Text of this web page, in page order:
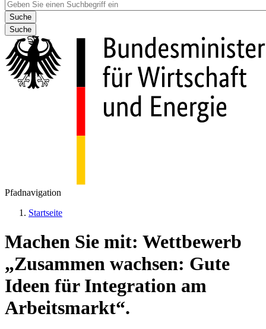
Suche
Pfadnavigation
Startseite
Machen Sie mit: Wettbewerb
„Zusammen wachsen: Gute
Ideen für Integration am
Arbeitsmarkt“.